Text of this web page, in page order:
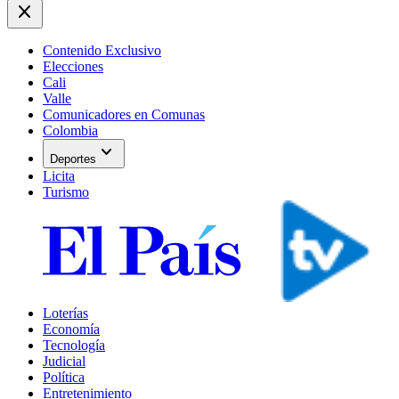
close
Contenido Exclusivo
Elecciones
Cali
Valle
Comunicadores en Comunas
Colombia
Deportes expand_more
Licita
Turismo
Loterías
Economía
Tecnología
Judicial
Política
Entretenimiento